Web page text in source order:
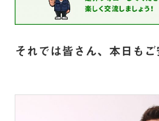
それでは皆さん、本日もご